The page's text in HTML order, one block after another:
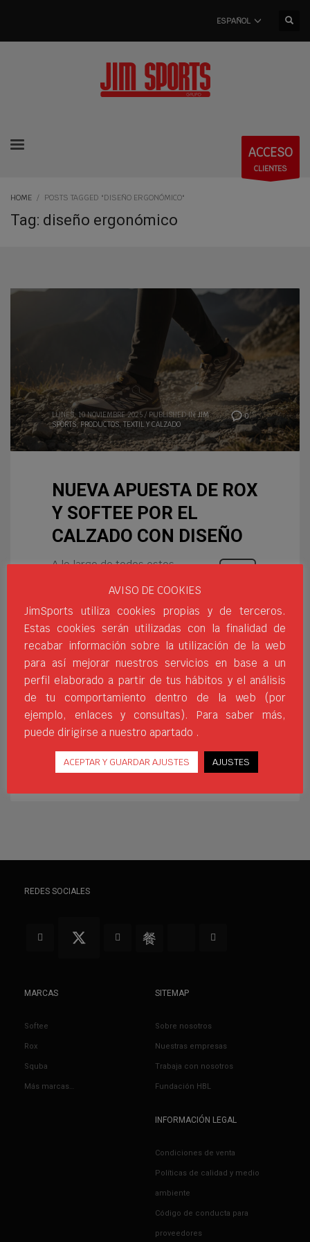
ESPAÑOL
ACCESO
CLIENTES
HOME POSTS TAGGED "DISEÑO ERGONÓMICO"
Tag: diseño ergonómico
0
LUNES, 10 NOVIEMBRE 2025 / PUBLISHED IN JIM
SPORTS, PRODUCTOS, TEXTIL Y CALZADO
NUEVA APUESTA DE ROX
Y SOFTEE POR EL
CALZADO CON DISEÑO
A lo largo de todos estos
diseño y producto ha estado
buscando modelos de
calzado que se adapten a las necesidades
que surgen a los y las consumidoras
actuales. Gracias a ello hemos preparado
una colección centrada por una parte en
el outdoor y otra en la línea más casual de
CALZADO JIM SPORTS
CALZADO OUTDOOR
CALZADOCASUAL
DISEÑO ERGONÓMICO
JIM SPORTS
MODA DEPORTIVA
NOVEDADES JIM SPORTS
SNEAKER URBANAS
ZAPATILLAS ROX ZAPATILLAS SOFTEE
REDES SOCIALES
MARCAS
Softee
Rox
Squba
Más marcas…
SITEMAP
Sobre nosotros
Nuestras empresas
Trabaja con nosotros
Fundación HBL
INFORMACIÓN LEGAL
Condiciones de venta
Políticas de calidad y medio
ambiente
Código de conducta para
proveedores
AVISO DE COOKIES
JimSports utiliza cookies propias y de terceros.
Estas cookies serán utilizadas con la finalidad de
recabar información sobre la utilización de la web
para así mejorar nuestros servicios en base a un
perfil elaborado a partir de tus hábitos y el análisis
de tu comportamiento dentro de la web (por
ejemplo, enlaces y consultas). Para saber más,
puede dirigirse a nuestro apartado .
ACEPTAR Y GUARDAR AJUSTES AJUSTES